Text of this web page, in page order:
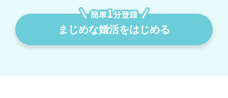
まじめな婚活をはじめる